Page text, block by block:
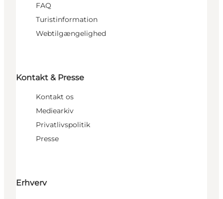
FAQ
Turistinformation
Webtilgængelighed
Kontakt & Presse
Kontakt os
Mediearkiv
Privatlivspolitik
Presse
Erhverv